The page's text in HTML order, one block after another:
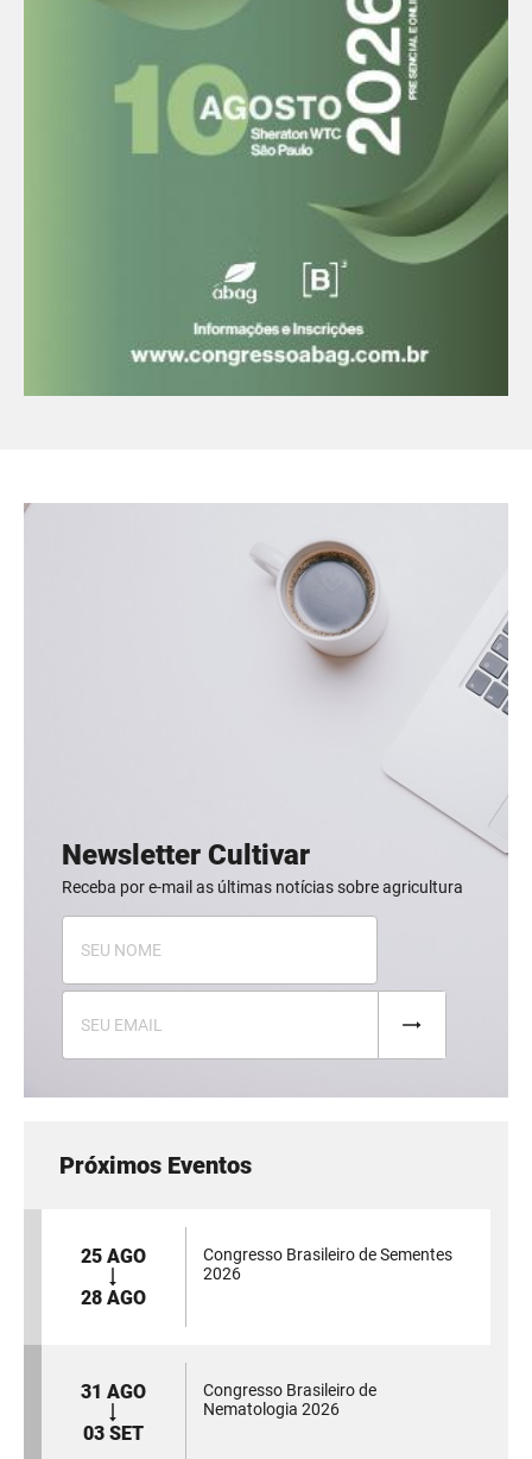
Newsletter Cultivar
Receba por e-mail as últimas notícias sobre agricultura
Próximos Eventos
25 AGO
28 AGO
Congresso Brasileiro de Sementes
2026
31 AGO
03 SET
Congresso Brasileiro de
Nematologia 2026